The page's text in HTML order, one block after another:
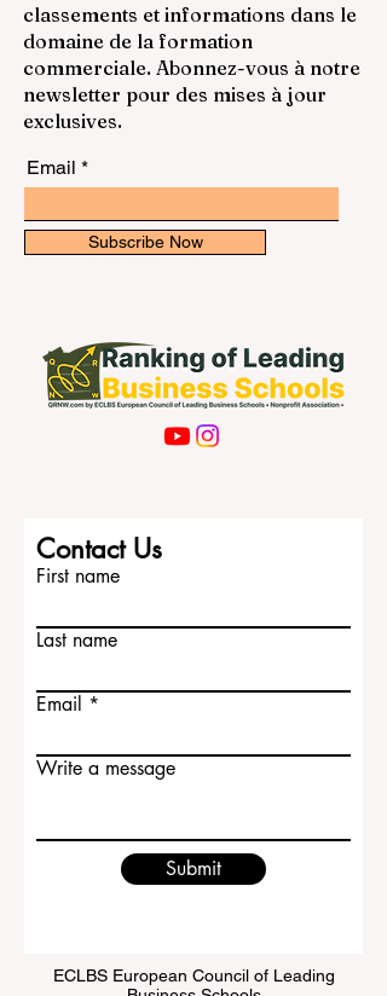
concerne aussi l’enseignement supérieur,
les universités, l’avenir des étudiants et la
recherche scientifique dans la région. Le
détroit d’Ormuz n’est pas une simple voie
maritime. C’est l’un des passages m
Restez informé des derniers
classements et informations dans le
domaine de la formation
commerciale. Abonnez-vous à notre
exclusives.
Email
First name
Last name
Email